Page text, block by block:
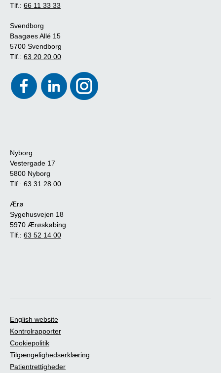
Tlf.: 66 11 33 33
Svendborg
Baagøes Allé 15
5700 Svendborg
Tlf.: 63 20 20 00
Nyborg
Vestergade 17
5800 Nyborg
Tlf.: 63 31 28 00
Ærø
Sygehusvejen 18
5970 Ærøskøbing
Tlf.: 63 52 14 00
English website
Kontrolrapporter
Cookiepolitik
Tilgængelighedserklæring
Patientrettigheder